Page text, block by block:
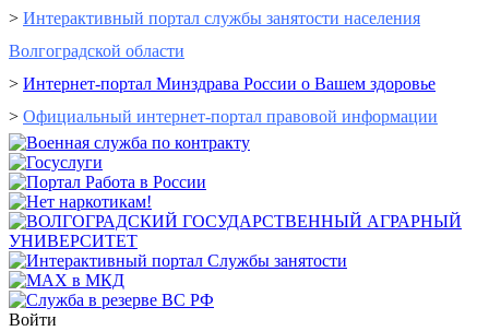
> Интерактивный портал cлужбы занятости населения
Волгоградской области
> Интернет-портал Минздрава России о Вашем здоровье
> Официальный интернет-портал правовой информации
Войти